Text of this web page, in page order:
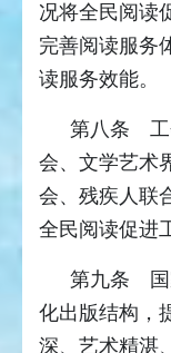
况将全民阅读
完善阅读服务
读服务效能。
第八条 工
会、文学艺术
会、残疾人联
全民阅读促进
第九条 国
化出版结构，
深、艺术精湛